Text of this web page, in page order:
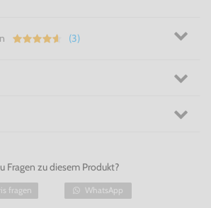
mit sich bringen!
(3)
Fragen zu diesem Produkt?
fragen WhatsApp